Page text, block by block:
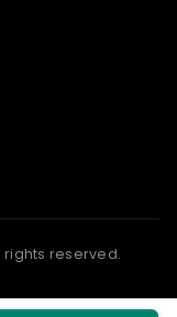
rights reserved.